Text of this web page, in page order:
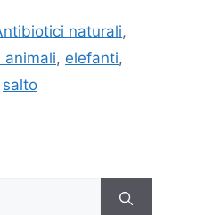
naturali,
animali, elefanti,
salto